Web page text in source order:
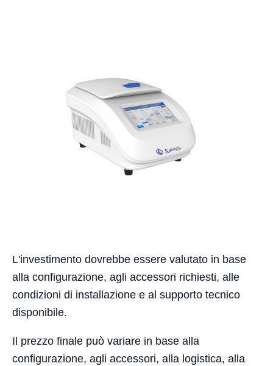
L'investimento dovrebbe essere valutato in base
alla configurazione, agli accessori richiesti, alle
condizioni di installazione e al supporto tecnico
disponibile.
Il prezzo finale può variare in base alla
configurazione, agli accessori, alla logistica, alla